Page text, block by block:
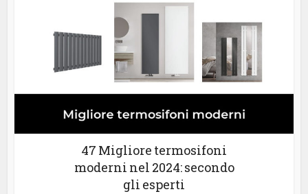
47 Migliore termosifoni
moderni nel 2024: secondo
gli esperti